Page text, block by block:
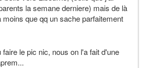
la semane derniere) mais de là
moins que qq un sache parfaitement
le pic nic, nous on l'a fait d'une